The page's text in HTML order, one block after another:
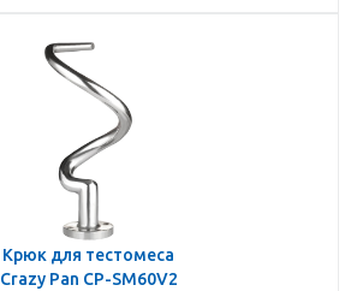
Крюк для тестомеса
Crazy Pan CP-SM60V2